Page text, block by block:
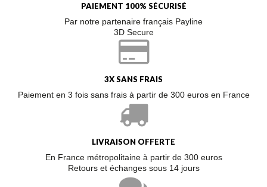
PAIEMENT 100% SÉCURISÉ
Par notre partenaire français Payline
3D Secure
3X SANS FRAIS
Paiement en 3 fois sans frais à partir de 300 euros en France
LIVRAISON OFFERTE
En France métropolitaine à partir de 300 euros
Retours et échanges sous 14 jours